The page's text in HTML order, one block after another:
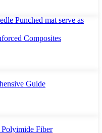
Composites
Guide
Polyimide Fiber